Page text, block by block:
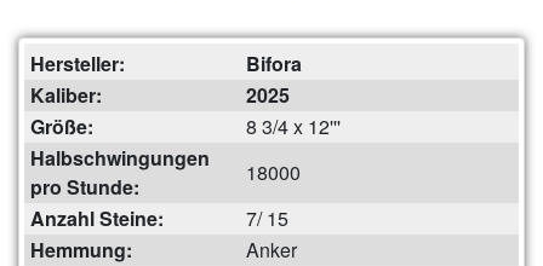
Hersteller:
Bifora
Kaliber:
2025
Größe:
8 3/4 x 12'''
Halbschwingungen
pro Stunde:
18000
Anzahl Steine:
7/ 15
Hemmung:
Anker